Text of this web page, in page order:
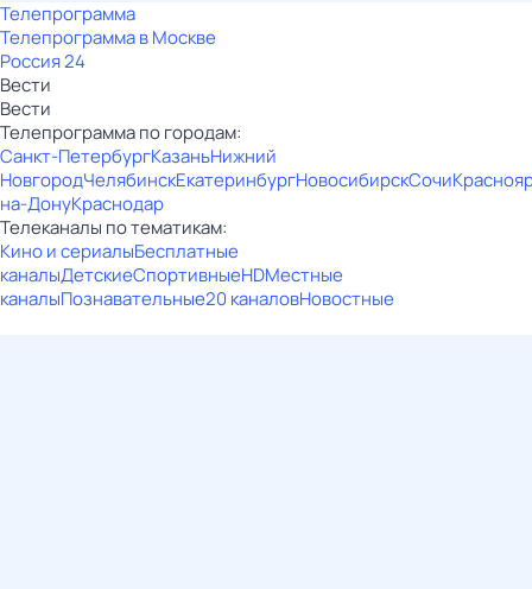
Телепрограмма
Телепрограмма в Москве
Россия 24
Вести
Вести
Телепрограмма по городам:
Санкт-ПетербургКазаньНижний
НовгородЧелябинскЕкатеринбургНовосибирскСочи
на-ДонуКраснодар
Телеканалы по тематикам:
Кино и сериалыБесплатные
каналыДетскиеСпортивныеHDМестные
каналыПознавательные20 каналовНовостные